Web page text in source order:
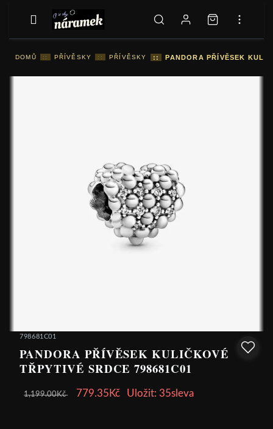
DOMŮ :: PŘÍVĚSKY :: PŘÍVĚSKY :: PANDORA PŘÍVĚSEK
798681C01
PANDORA PŘÍVĚSEK KULIČKOVÉ
TŘPYTIVÉ SRDCE 798681C01
1,199.00Kč 779.35Kč Uložit: 35sleva